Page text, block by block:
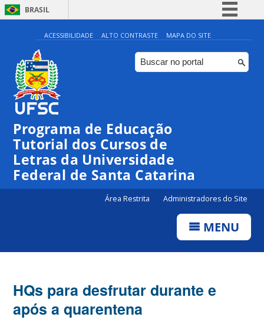
BRASIL
Simplifique!
Comunica BR
Participe
ACESSIBILIDADE ALTO CONTRASTE MAPA DO SITE
Programa de Educação
Tutorial dos Cursos de
Letras da Universidade
Federal de Santa Catarina
Área Restrita Administradores do Site
MENU
HQs para desfrutar durante e
após a quarentena